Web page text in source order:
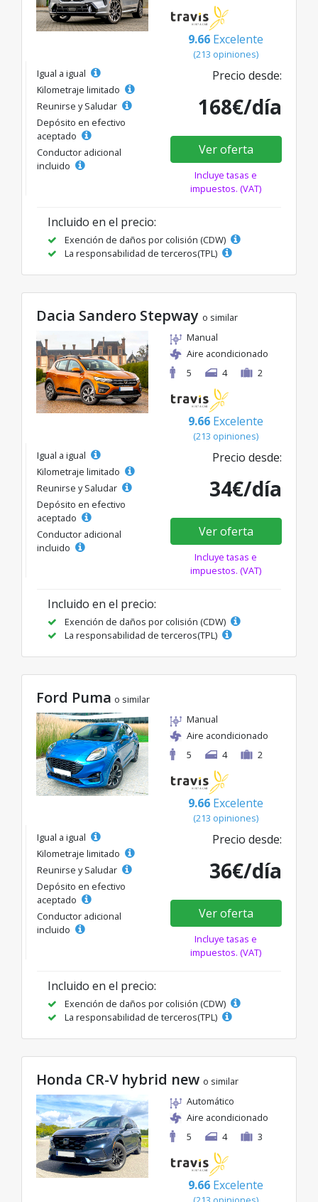
9.66 Excelente
(213 opiniones)
Igual a igual
Kilometraje limitado
Reunirse y Saludar
Depósito en efectivo
aceptado
Conductor adicional
incluido
Precio desde:
168€/día
Ver oferta
Incluye tasas e
impuestos. (VAT)
Incluido en el precio:
Exención de daños por colisión (CDW)
La responsabilidad de terceros(TPL)
Dacia Sandero Stepway o similar
Manual
Aire acondicionado
5
4 2
9.66 Excelente
(213 opiniones)
Igual a igual
Kilometraje limitado
Reunirse y Saludar
Depósito en efectivo
aceptado
Conductor adicional
incluido
Precio desde:
34€/día
Ver oferta
Incluye tasas e
impuestos. (VAT)
Incluido en el precio:
Exención de daños por colisión (CDW)
La responsabilidad de terceros(TPL)
Ford Puma o similar
Manual
Aire acondicionado
5
4 2
9.66 Excelente
(213 opiniones)
Igual a igual
Kilometraje limitado
Reunirse y Saludar
Depósito en efectivo
aceptado
Conductor adicional
incluido
Precio desde:
36€/día
Ver oferta
Incluye tasas e
impuestos. (VAT)
Incluido en el precio:
Exención de daños por colisión (CDW)
La responsabilidad de terceros(TPL)
Honda CR-V hybrid new o similar
Automático
Aire acondicionado
5
4 3
9.66 Excelente